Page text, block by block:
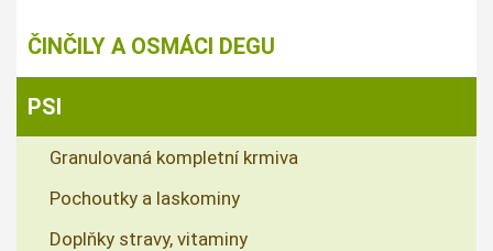
ČINČILY A OSMÁCI DEGU
PSI
Granulovaná kompletní krmiva
Pochoutky a laskominy
Doplňky stravy, vitaminy